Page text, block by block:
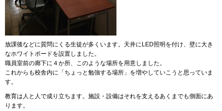
放課後などに質問にくる生徒が多くいます。天井にLED照明を付け、壁に大き
なホワイトボードを設置しました。
職員室前の廊下に４か所、このような場所を用意しました。
これからも校舎内に「ちょっと勉強する場所」を増やしていこうと思っていま
す。
教育は人と人で成り立ちます。施設・設備はそれを支えるあくまでも側面にあ
ります。